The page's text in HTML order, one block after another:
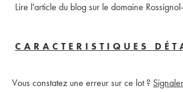
Lire l'article du blog sur le domaine
CARACTERISTIQUES
Vous constatez une erreur sur ce lot ? Signaler